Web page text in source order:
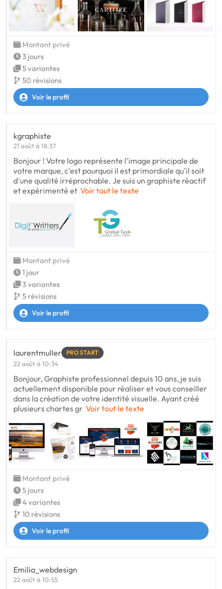
Montant privé
3 jours
5 variantes
50 révisions
Voir le profil
kgraphiste
21 août à 18:37
Bonjour ! Votre logo représente l'image principale de
votre marque, c'est pourquoi il est primordiale qu'il soit
d'une qualité irréprochable. Je suis un graphiste réactif
et expérimenté et Voir tout le texte
Montant privé
1 jour
3 variantes
5 révisions
Voir le profil
laurentmuller PRO START
22 août à 10:34
Bonjour, Graphiste professionnel depuis 10 ans, je suis
actuellement disponible pour réaliser et vous conseiller
dans la création de votre identité visuelle. Ayant créé
plusieurs chartes gr Voir tout le texte
Montant privé
5 jours
4 variantes
10 révisions
Voir le profil
Emilia_webdesign
22 août à 10:55